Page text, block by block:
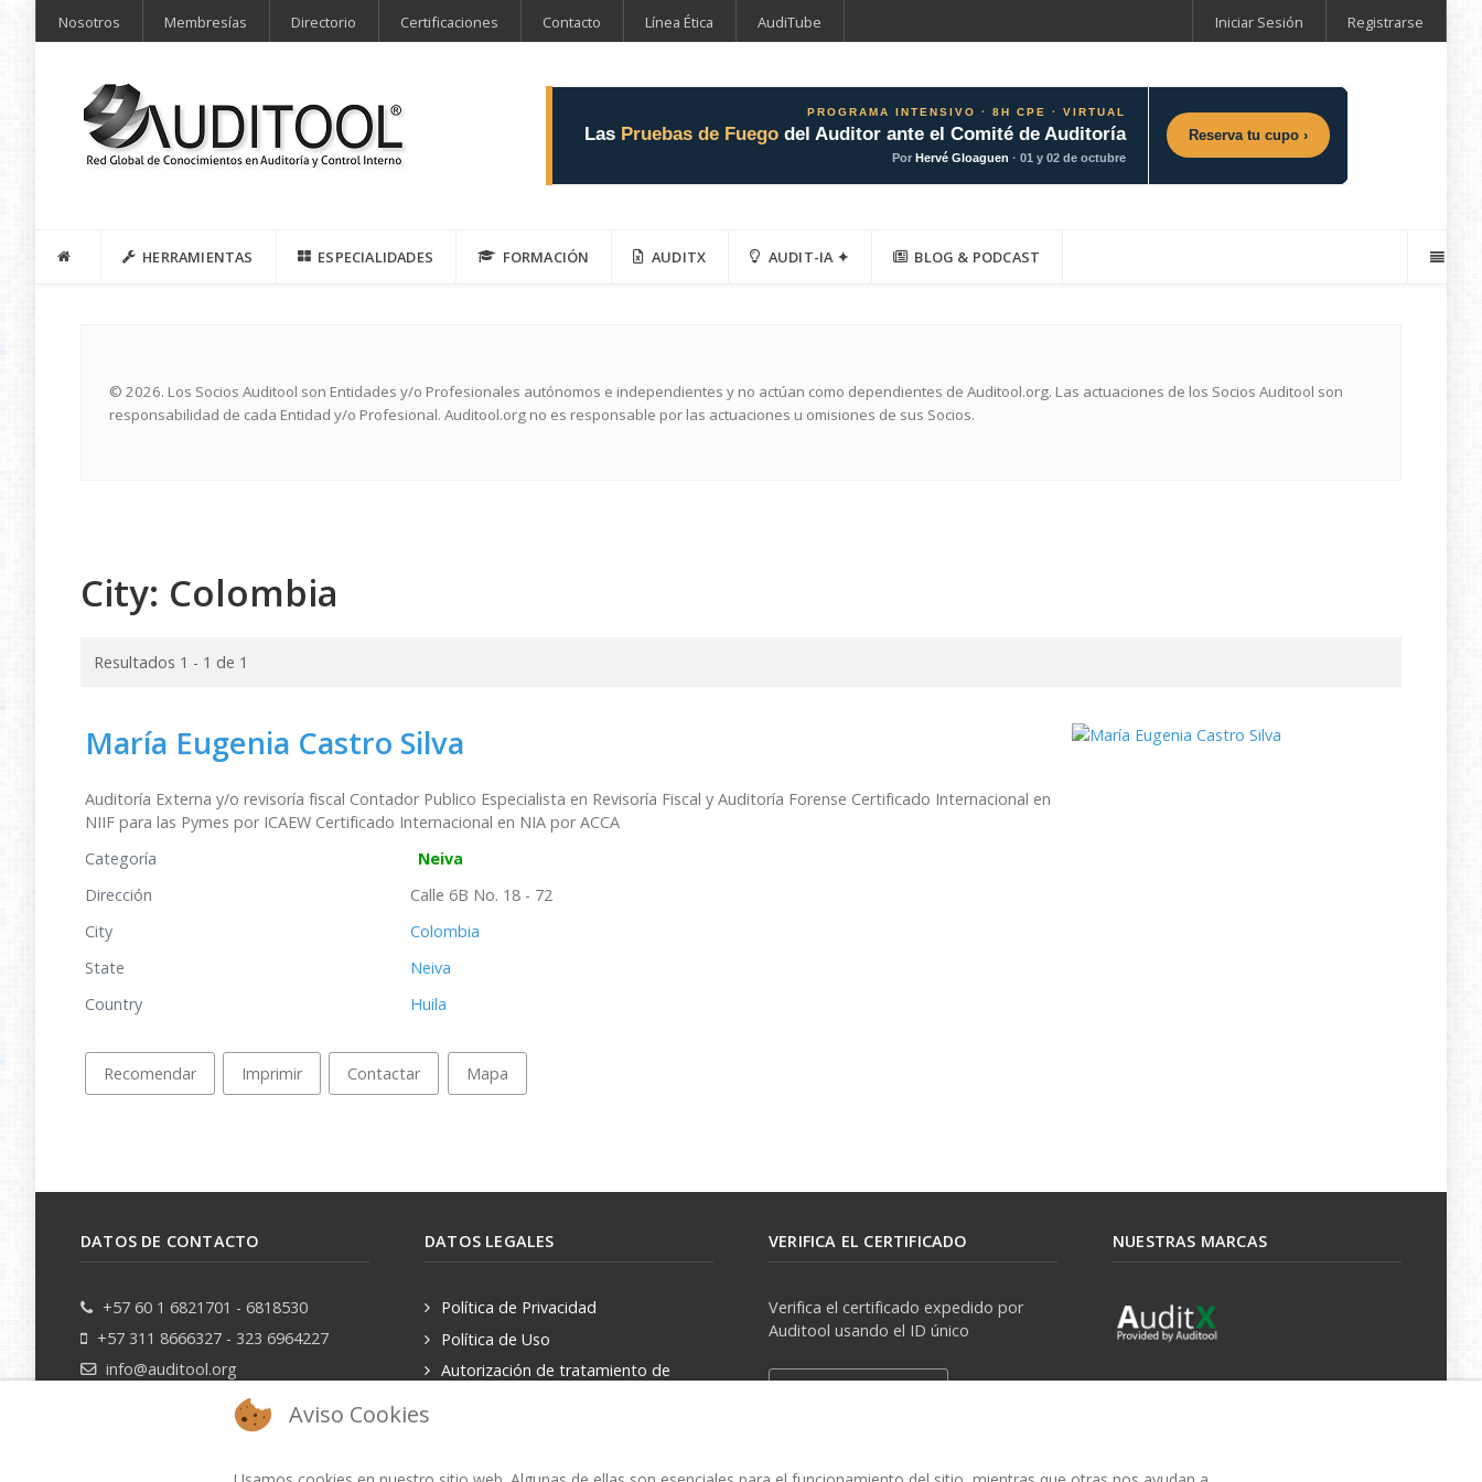
Nosotros Membresías Directorio Certificaciones Contacto Línea Ética AudiTube Iniciar Sesión Registrarse
PROGRAMA INTENSIVO · 8H CPE · VIRTUAL
Las Pruebas de Fuego del Auditor ante el Comité de Auditoría
PorHervé Gloaguen · 01 y 02 de octubre
Reserva tu cupo ›
HERRAMIENTAS ESPECIALIDADES FORMACIÓN AUDITX AUDIT-IA ✦ BLOG & PODCAST
© 2026. Los Socios Auditool son Entidades y/o Profesionales autónomos e independientes y no actúan como dependientes de Auditool.org. Las actuaciones de los Socios Auditool son
responsabilidad de cada Entidad y/o Profesional. Auditool.org no es responsable por las actuaciones u omisiones de sus Socios.
City: Colombia
Resultados 1 - 1 de 1
María Eugenia Castro Silva
Auditoría Externa y/o revisoría fiscal Contador Publico Especialista en Revisoría Fiscal y Auditoría Forense Certificado Internacional en
NIIF para las Pymes por ICAEW Certificado Internacional en NIA por ACCA
Categoría
Neiva
Dirección
Calle 6B No. 18 - 72
City
Colombia
State
Neiva
Country
Huila
Recomendar Imprimir Contactar Mapa
DATOS DE CONTACTO
+57 60 1 6821701 - 6818530
+57 311 8666327 - 323 6964227
info@auditool.org
Bogotá, Colombia
DATOS LEGALES
Política de Privacidad
Política de Uso
Autorización de tratamiento de
VERIFICA EL CERTIFICADO
Verifica el certificado expedido por
Auditool usando el ID único
NUESTRAS MARCAS
Aviso Cookies